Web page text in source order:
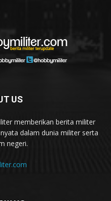
US
memberikan berita militer
dalam dunia militer serta
negeri.